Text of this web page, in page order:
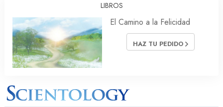
LIBROS
El Camino a la Felicidad
HAZ TU PEDIDO